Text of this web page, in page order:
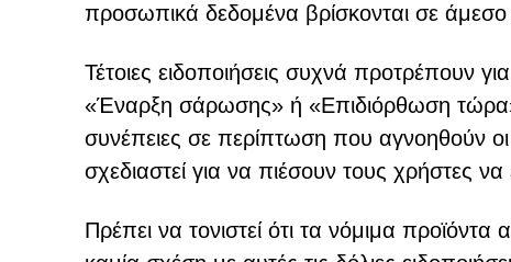
προσωπικά δεδομένα βρίσκονται σε άμεσο
Τέτοιες ειδοποιήσεις συχνά προτρέπουν
«Έναρξη σάρωσης» ή «Επιδιόρθωση
συνέπειες σε περίπτωση που αγνοηθούν οι
σχεδιαστεί για να πιέσουν τους χρήστες
Πρέπει να τονιστεί ότι τα νόμιμα